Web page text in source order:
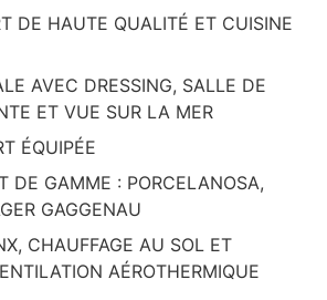
DE HAUTE QUALITÉ ET CUISINE
AVEC DRESSING, SALLE DE
ET VUE SUR LA MER
ÉQUIPÉE
DE GAMME : PORCELANOSA,
GAGGENAU
CHAUFFAGE AU SOL ET
AÉROTHERMIQUE